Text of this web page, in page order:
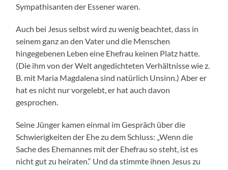
Sympathisanten der Essener waren.
Auch bei Jesus selbst wird zu wenig beachtet, dass in
seinem ganz an den Vater und die Menschen
hingegebenen Leben eine Ehefrau keinen Platz hatte.
(Die ihm von der Welt angedichteten Verhältnisse wie z.
B. mit Maria Magdalena sind natürlich Unsinn.) Aber er
hat es nicht nur vorgelebt, er hat auch davon
gesprochen.
Seine Jünger kamen einmal im Gespräch über die
Schwierigkeiten der Ehe zu dem Schluss: „Wenn die
Sache des Ehemannes mit der Ehefrau so steht, ist es
nicht gut zu heiraten.“ Und da stimmte ihnen Jesus zu